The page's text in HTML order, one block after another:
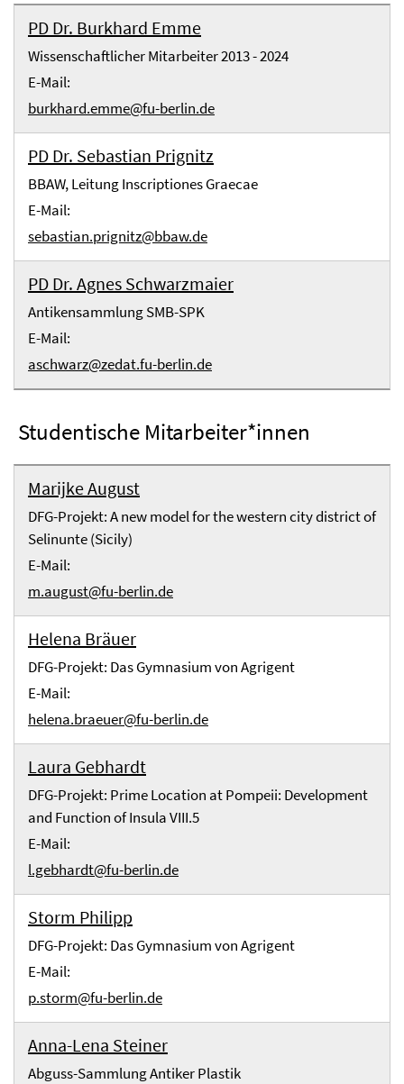
PD Dr. Burkhard Emme
Wissenschaftlicher Mitarbeiter 2013 - 2024
E-Mail:
burkhard.emme@fu-berlin.de
PD Dr. Sebastian Prignitz
BBAW, Leitung Inscriptiones Graecae
E-Mail:
sebastian.prignitz@bbaw.de
PD Dr. Agnes Schwarzmaier
Antikensammlung SMB-SPK
E-Mail:
aschwarz@zedat.fu-berlin.de
Studentische Mitarbeiter*innen
Marijke August
DFG-Projekt: A new model for the western city district of
Selinunte (Sicily)
E-Mail:
m.august@fu-berlin.de
Helena Bräuer
DFG-Projekt: Das Gymnasium von Agrigent
E-Mail:
helena.braeuer@fu-berlin.de
Laura Gebhardt
DFG-Projekt: Prime Location at Pompeii: Development
and Function of Insula VIII.5
E-Mail:
l.gebhardt@fu-berlin.de
Storm Philipp
DFG-Projekt: Das Gymnasium von Agrigent
E-Mail:
p.storm@fu-berlin.de
Anna-Lena Steiner
Abguss-Sammlung Antiker Plastik